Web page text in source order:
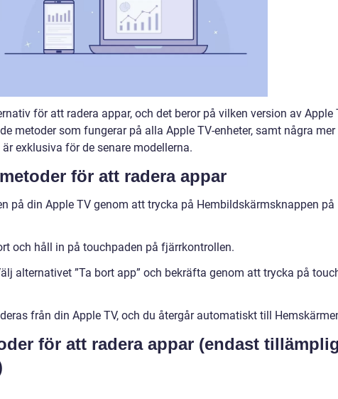
för att radera appar, och det beror på vilken version av Apple
metoder som fungerar på alla Apple TV-enheter, samt några mer
exklusiva för de senare modellerna.
för att radera appar
på din Apple TV genom att trycka på Hembildskärmsknappen på
och håll in på touchpaden på fjärrkontrollen.
alternativet ”Ta bort app” och bekräfta genom att trycka på
från din Apple TV, och du återgår automatiskt till
för att radera appar (endast